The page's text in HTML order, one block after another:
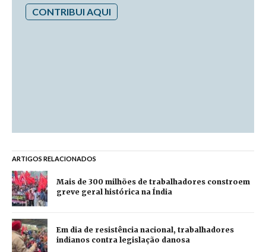
CONTRIBUI AQUI
ARTIGOS RELACIONADOS
Mais de 300 milhões de trabalhadores constroem
greve geral histórica na Índia
Em dia de resistência nacional, trabalhadores
indianos contra legislação danosa